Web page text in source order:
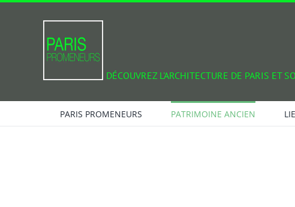
DÉCOUVREZ L'ARCHITECTURE DE PARIS ET
PARIS PROMENEURS PATRIMOINE ANCIEN